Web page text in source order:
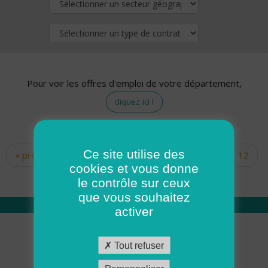
Pour voir les offres d'emploi de votre département,
cliquez ici !
Pages
« premier ‹ précédent … 10
12
14 15 16 17
Qui sommes nous
Académie ADMR
Ce site utilise des
cookies et vous donne
le contrôle sur ceux
que vous souhaitez
activer
Tout refuser